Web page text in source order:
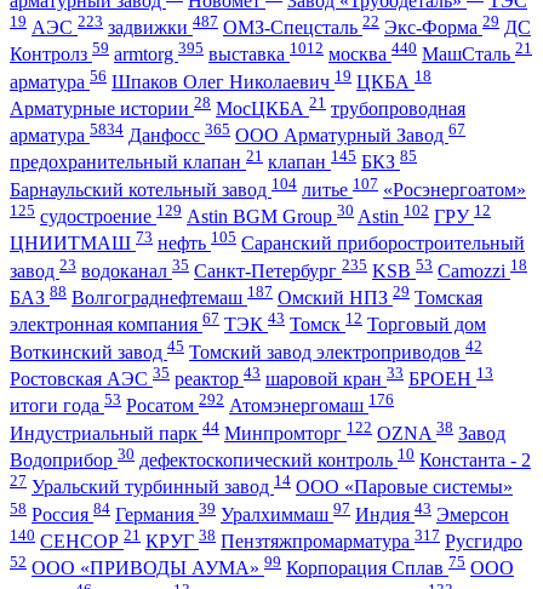
19 АЭС 223 задвижки 487 ОМЗ-Спецсталь 22 Экс-Форма 29 ДС
Контролз 59 armtorg 395 выставка 1012 москва 440 МашСталь 21
арматура 56 Шпаков Олег Николаевич 19 ЦКБА 18
Арматурные истории 28 МосЦКБА 21 трубопроводная
арматура 5834 Данфосс 365 ООО Арматурный Завод 67
предохранительный клапан 21 клапан 145 БКЗ 85
Барнаульский котельный завод 104 литье 107 «Росэнергоатом»
125 судостроение 129 Astin BGM Group 30 Astin 102 ГРУ 12
ЦНИИТМАШ 73 нефть 105 Саранский приборостроительный
завод 23 водоканал 35 Санкт-Петербург 235 KSB 53 Camozzi 18
БАЗ 88 Волгограднефтемаш 187 Омский НПЗ 29 Томская
электронная компания 67 ТЭК 43 Томск 12 Торговый дом
Воткинский завод 45 Томский завод электроприводов 42
Ростовская АЭС 35 реактор 43 шаровой кран 33 БРОЕН 13
итоги года 53 Росатом 292 Атомэнергомаш 176
Индустриальный парк 44 Минпромторг 122 OZNA 38 Завод
Водоприбор 30 дефектоскопический контроль 10 Константа - 2
27 Уральский турбинный завод 14 ООО «Паровые системы»
58 Россия 84 Германия 39 Уралхиммаш 97 Индия 43 Эмерсон
140 СЕНСОР 21 КРУГ 38 Пензтяжпромарматура 317 Русгидро
52 ООО «ПРИВОДЫ АУМА» 99 Корпорация Сплав 75 ООО